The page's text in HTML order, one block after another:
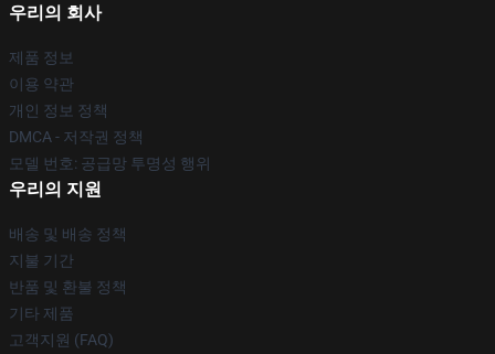
우리의 회사
제품 정보
이용 약관
개인 정보 정책
DMCA - 저작권 정책
모델 번호: 공급망 투명성 행위
우리의 지원
배송 및 배송 정책
지불 기간
반품 및 환불 정책
기타 제품
고객지원 (FAQ)